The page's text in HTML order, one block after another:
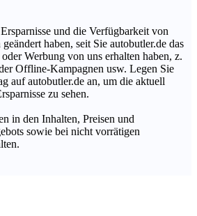
und die Verfügbarkeit von
haben, seit Sie autobutler.de das
Werbung von uns erhalten haben, z.
Offline-Kampagnen usw. Legen Sie
auf autobutler.de an, um die aktuell
zu sehen.
in den Inhalten, Preisen und
sowie bei nicht vorrätigen